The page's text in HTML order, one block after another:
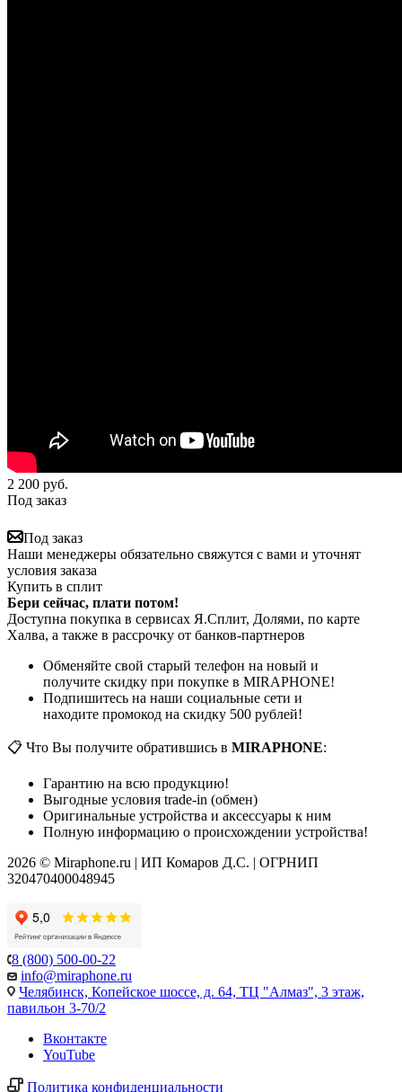
2 200 руб.
Под заказ
Под заказ
Наши менеджеры обязательно свяжутся с вами и уточнят
условия заказа
Купить в сплит
Бери сейчас, плати потом!
Доступна покупка в сервисах Я.Сплит, Долями, по карте
Халва, а также в рассрочку от банков-партнеров
Обменяйте свой старый телефон на новый и
получите скидку при покупке в MIRAPHONE!
Подпишитесь на наши социальные сети и
находите промокод на скидку 500 рублей!
📋 Что Вы получите обратившись в MIRAPHONE:
Гарантию на всю продукцию!
Выгодные условия trade-in (обмен)
Оригинальные устройства и аксессуары к ним
Полную информацию о происхождении устройства!
2026 © Miraphone.ru | ИП Комаров Д.С. | ОГРНИП
320470400048945
8 (800) 500-00-22
info@miraphone.ru
Челябинск, Копейское шоссе, д. 64, ТЦ "Алмаз", 3 этаж,
павильон 3-70/2
Вконтакте
YouTube
Политика конфиденциальности